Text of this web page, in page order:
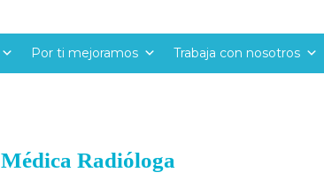
Por ti mejoramos Trabaja con nosotros
Médica Radióloga